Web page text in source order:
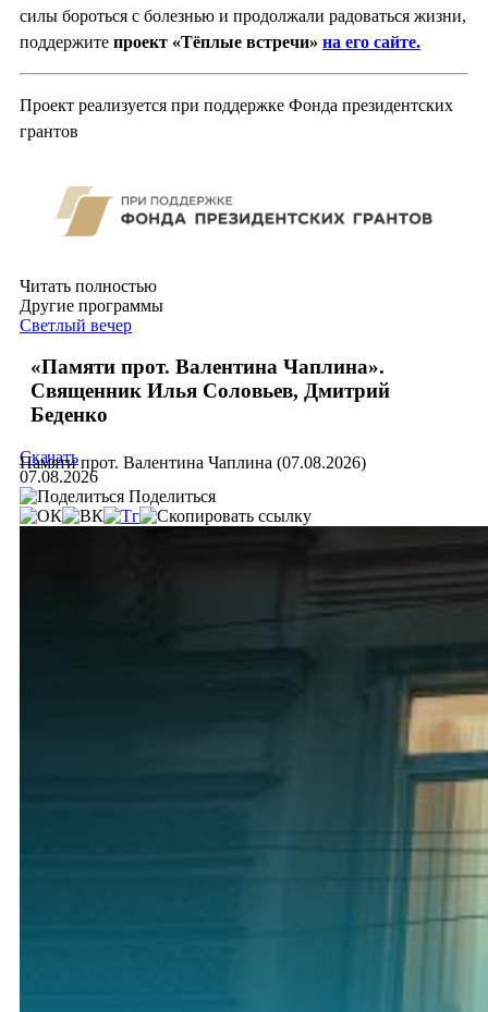
силы бороться с болезнью и продолжали радоваться жизни,
поддержите проект «Тёплые встречи» на его сайте.
Проект реализуется при поддержке Фонда президентских
грантов
Читать полностью
Другие программы
Светлый вечер
«Памяти прот. Валентина Чаплина».
Священник Илья Соловьев, Дмитрий
Беденко
Памяти прот. Валентина Чаплина (07.08.2026)
Скачать
07.08.2026
Поделиться